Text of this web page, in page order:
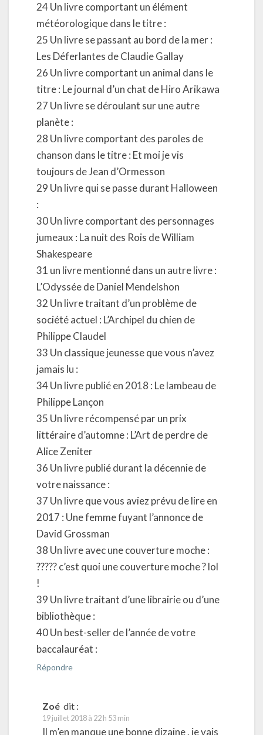
24 Un livre comportant un élément
météorologique dans le titre :
25 Un livre se passant au bord de la mer :
Les Déferlantes de Claudie Gallay
26 Un livre comportant un animal dans le
titre : Le journal d’un chat de Hiro Arikawa
27 Un livre se déroulant sur une autre
planète :
28 Un livre comportant des paroles de
chanson dans le titre : Et moi je vis
toujours de Jean d’Ormesson
29 Un livre qui se passe durant Halloween
:
30 Un livre comportant des personnages
jumeaux : La nuit des Rois de William
Shakespeare
31 un livre mentionné dans un autre livre :
L’Odyssée de Daniel Mendelshon
32 Un livre traitant d’un problème de
société actuel : L’Archipel du chien de
Philippe Claudel
33 Un classique jeunesse que vous n’avez
jamais lu :
34 Un livre publié en 2018 : Le lambeau de
Philippe Lançon
35 Un livre récompensé par un prix
littéraire d’automne : L’Art de perdre de
Alice Zeniter
36 Un livre publié durant la décennie de
votre naissance :
37 Un livre que vous aviez prévu de lire en
2017 : Une femme fuyant l’annonce de
David Grossman
38 Un livre avec une couverture moche :
????? c’est quoi une couverture moche ? lol
!
39 Un livre traitant d’une librairie ou d’une
bibliothèque :
40 Un best-seller de l’année de votre
baccalauréat :
Répondre
Zoé dit :
19 juillet 2018 à 22 h 53 min
Il m’en manque une bonne dizaine . je vais